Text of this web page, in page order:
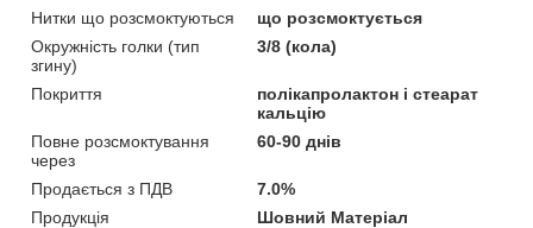
Нитки що розсмоктуються
що розсмоктується
Окружність голки (тип
згину)
3/8 (кола)
Покриття
полікапролактон і стеарат
кальцію
Повне розсмоктування
через
60-90 днів
Продається з ПДВ
7.0%
Продукція
Шовний Матеріал